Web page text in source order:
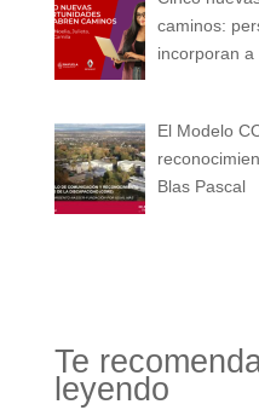
caminos:
incorporan a
El Modelo
Blas Pascal
Te
leyendo